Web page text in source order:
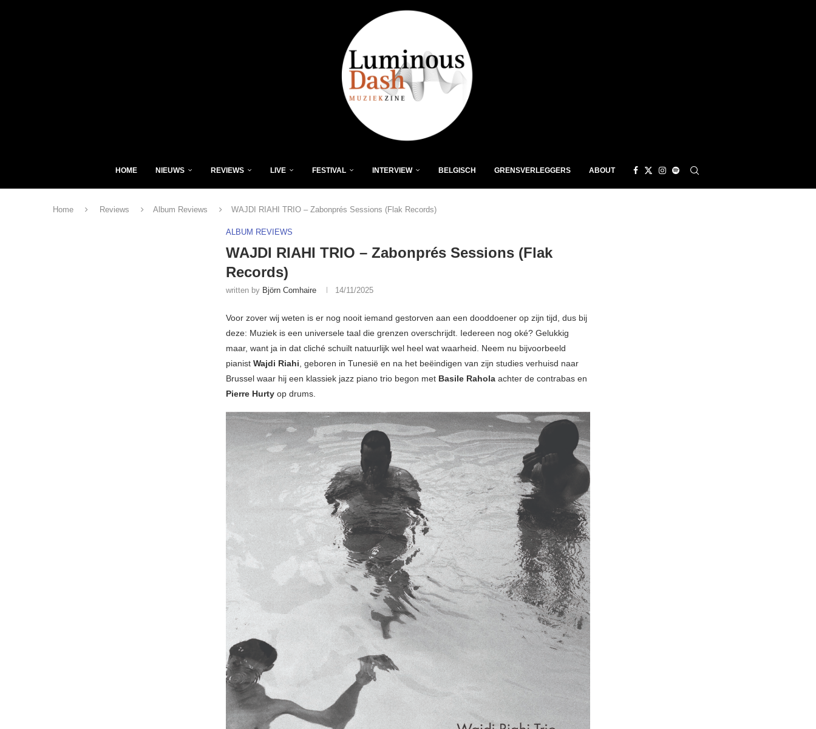
HOME NIEUWS REVIEWS LIVE FESTIVAL INTERVIEW BELGISCH GRENSVERLEGGERS ABOUT
Home Reviews Album Reviews WAJDI RIAHI TRIO – Zabonprés Sessions (Flak Records)
ALBUM REVIEWS
WAJDI RIAHI TRIO – Zabonprés Sessions (Flak
Records)
written by Björn Comhaire 14/11/2025
Voor zover wij weten is er nog nooit iemand gestorven aan een dooddoener op zijn tijd, dus bij
deze: Muziek is een universele taal die grenzen overschrijdt. Iedereen nog oké? Gelukkig
maar, want ja in dat cliché schuilt natuurlijk wel heel wat waarheid. Neem nu bijvoorbeeld
pianist Wajdi Riahi, geboren in Tunesië en na het beëindigen van zijn studies verhuisd naar
Brussel waar hij een klassiek jazz piano trio begon met Basile Rahola achter de contrabas en
Pierre Hurty op drums.